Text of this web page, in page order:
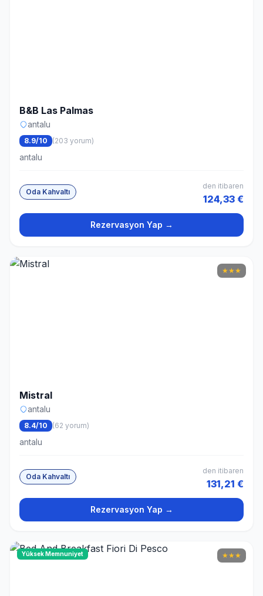
B&B Las Palmas
antalu
8.9/10 (203 yorum)
antalu
Oda Kahvaltı
den itibaren
124,33 €
Rezervasyon Yap →
★★★
Mistral
antalu
8.4/10 (62 yorum)
antalu
Oda Kahvaltı
den itibaren
131,21 €
Rezervasyon Yap →
Yüksek Memnuniyet ★★★